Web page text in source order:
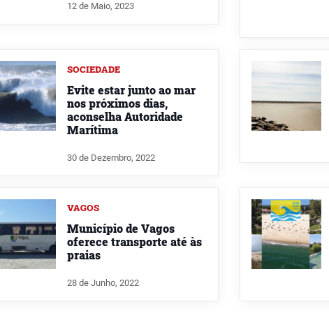
12 de Maio, 2023
SOCIEDADE
Evite estar junto ao mar
nos próximos dias,
aconselha Autoridade
Marítima
30 de Dezembro, 2022
VAGOS
Município de Vagos
oferece transporte até às
praias
28 de Junho, 2022